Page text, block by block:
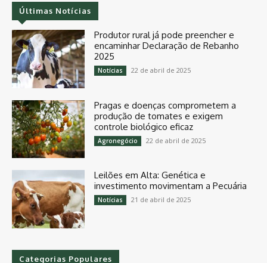
Últimas Notícias
Produtor rural já pode preencher e
encaminhar Declaração de Rebanho
2025
Notícias 22 de abril de 2025
Pragas e doenças comprometem a
produção de tomates e exigem
controle biológico eficaz
Agronegócio 22 de abril de 2025
Leilões em Alta: Genética e
investimento movimentam a Pecuária
Notícias 21 de abril de 2025
Categorias Populares